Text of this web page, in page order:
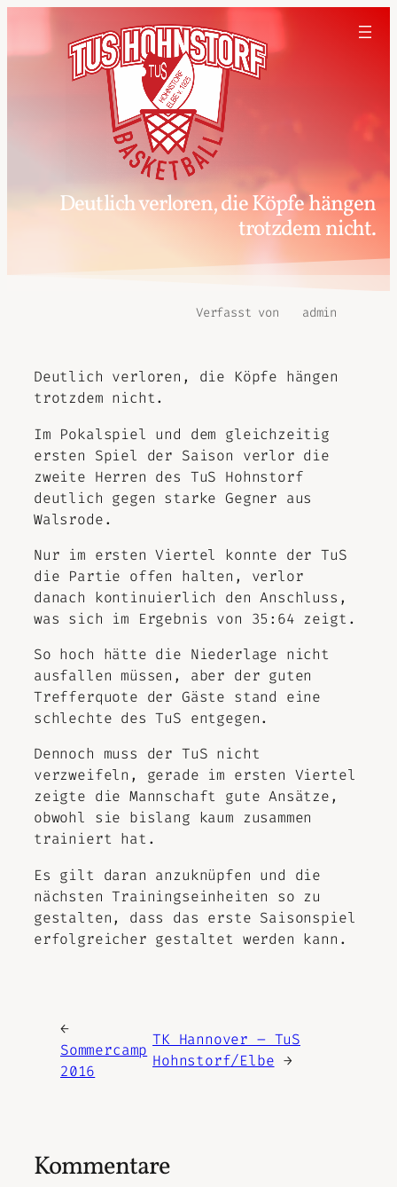
Deutlich verloren, die Köpfe hängen
trotzdem nicht.
Verfasst von admin
Deutlich verloren, die Köpfe hängen
trotzdem nicht.
Im Pokalspiel und dem gleichzeitig
ersten Spiel der Saison verlor die
zweite Herren des TuS Hohnstorf
deutlich gegen starke Gegner aus
Walsrode.
Nur im ersten Viertel konnte der TuS
die Partie offen halten, verlor
danach kontinuierlich den Anschluss,
was sich im Ergebnis von 35:64 zeigt.
So hoch hätte die Niederlage nicht
ausfallen müssen, aber der guten
Trefferquote der Gäste stand eine
schlechte des TuS entgegen.
Dennoch muss der TuS nicht
verzweifeln, gerade im ersten Viertel
zeigte die Mannschaft gute Ansätze,
obwohl sie bislang kaum zusammen
trainiert hat.
Es gilt daran anzuknüpfen und die
nächsten Trainingseinheiten so zu
gestalten, dass das erste Saisonspiel
erfolgreicher gestaltet werden kann.
←
Sommercamp
2016
TK Hannover – TuS
Hohnstorf/Elbe →
Kommentare